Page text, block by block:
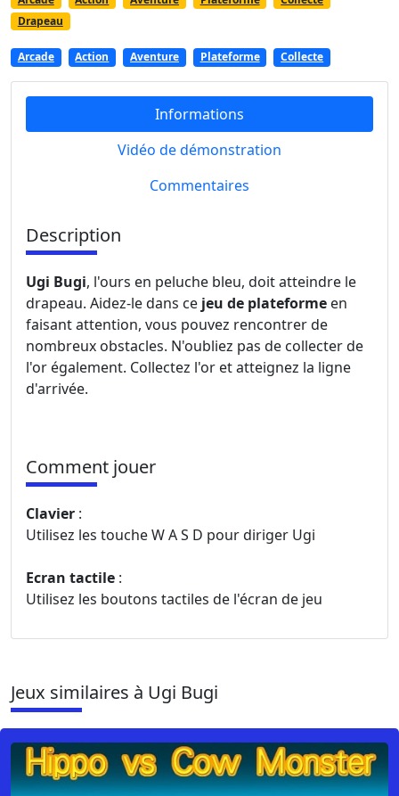
Drapeau
Arcade Action Aventure Plateforme Collecte
Informations
Vidéo de démonstration
Commentaires
Description
Ugi Bugi, l'ours en peluche bleu, doit atteindre le
drapeau. Aidez-le dans ce jeu de plateforme en
faisant attention, vous pouvez rencontrer de
nombreux obstacles. N'oubliez pas de collecter de
l'or également. Collectez l'or et atteignez la ligne
d'arrivée.
Comment jouer
Clavier :
Utilisez les touche W A S D pour diriger Ugi
Ecran tactile :
Utilisez les boutons tactiles de l'écran de jeu
Jeux similaires à Ugi Bugi